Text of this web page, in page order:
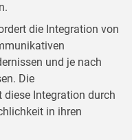
die Integration von
und je nach
Die
Integration durch
in ihren